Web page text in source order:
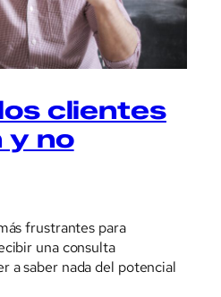
clientes
y no
frustrantes para
una consulta
a saber nada del potencial